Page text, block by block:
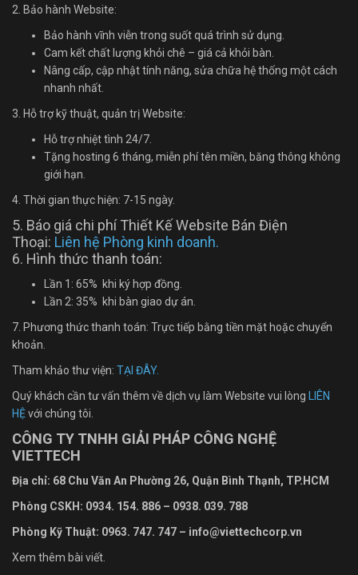
2. Bảo hành Website:
Bảo hành vĩnh viễn trong suốt quá trình sử dụng.
Cam kết chất lượng khỏi chê – giá cả khỏi bàn.
Nâng cấp, cập nhật tính năng, sửa chữa hệ thống một cách
nhanh nhất.
3. Hỗ trợ kỹ thuật, quản trị Website:
Hỗ trợ nhiệt tình 24/7.
Tặng hosting 6 tháng, miễn phí tên miền, băng thông không
giới hạn.
4. Thời gian thực hiện: 7-15 ngày.
5. Báo giá chi phí Thiết Kế Website Bán Điện
Thoại: Liên hệ Phòng kinh doanh.
6. Hình thức thanh toán:
Lần 1: 65% khi ký hợp đồng.
Lần 2: 35% khi bàn giao dự án.
7. Phương thức thanh toán: Trực tiếp bằng tiền mặt hoặc chuyển
khoản.
Tham khảo thư viện: TẠI ĐÂY.
Quý khách cần tư vấn thêm về dịch vụ làm Website vui lòng
LIÊN
HỆvới chúng tôi.
CÔNG TY TNHH GIẢI PHÁP CÔNG NGHỆ
VIETTECH
Địa chỉ: 68 Chu Văn An Phường 26, Quận Bình Thạnh, TP.HCM
Phòng CSKH: 0934. 154. 886 – 0938. 039. 788
Phòng Kỹ Thuật: 0963. 747. 747 – info@viettechcorp.vn
Xem thêm bài viết.